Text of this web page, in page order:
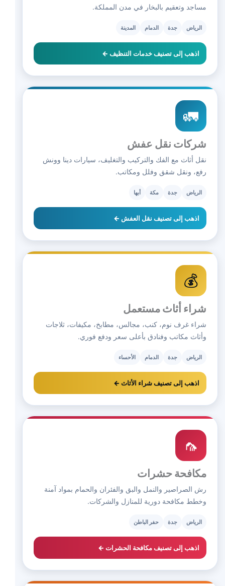
مساجد وتعقيم بالبخار في مدن المملكة.
الرياض جدة الدمام المدينة
اذهب إلى تصنيف خدمات التنظيف ←
🚛
شركات نقل عفش
نقل أثاث مع الفك والتركيب والتغليف، سيارات دينا وونش
رفع، ونقل شقق وفلل ومكاتب.
الرياض جدة مكة أبها
اذهب إلى تصنيف نقل العفش ←
💰
شراء أثاث مستعمل
شراء غرف نوم، كنب، مجالس، مطابخ، مكيفات، ثلاجات
وأثاث مكاتب وفنادق بأعلى سعر ودفع فوري.
الرياض جدة الدمام الأحساء
اذهب إلى تصنيف شراء الأثاث ←
🦟
مكافحة حشرات
رش الصراصير والنمل والبق والفئران والحمام بمواد آمنة
وخطط مكافحة دورية للمنازل والشركات.
الرياض جدة حفر الباطن
اذهب إلى تصنيف مكافحة الحشرات ←